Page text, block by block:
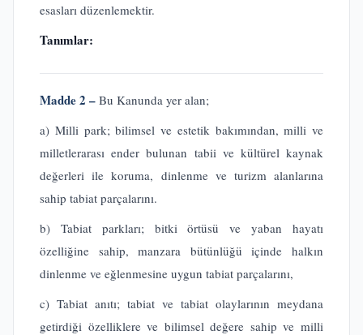
esasları düzenlemektir.
Tanımlar:
Madde 2 – Bu Kanunda yer alan;
a) Milli park; bilimsel ve estetik bakımından, milli ve
milletlerarası ender bulunan tabii ve kültürel kaynak
değerleri ile koruma, dinlenme ve turizm alanlarına
sahip tabiat parçalarını.
b) Tabiat parkları; bitki örtüsü ve yaban hayatı
özelliğine sahip, manzara bütünlüğü içinde halkın
dinlenme ve eğlenmesine uygun tabiat parçalarını,
c) Tabiat anıtı; tabiat ve tabiat olaylarının meydana
getirdiği özelliklere ve bilimsel değere sahip ve milli